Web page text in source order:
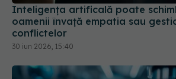
30 iun 2026, 15:40